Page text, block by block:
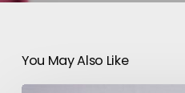
You May Also Like